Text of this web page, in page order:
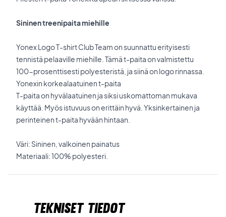
Sininen treenipaita miehille
Yonex Logo T-shirt Club Team on suunnattu erityisesti
tennistä pelaaville miehille. Tämä t-paita on valmistettu
100-prosenttisesti polyesteristä, ja siinä on logo rinnassa.
Yonexin korkealaatuinen t-paita
T-paita on hyvälaatuinen ja siksi uskomattoman mukava
käyttää. Myös istuvuus on erittäin hyvä. Yksinkertainen ja
perinteinen t-paita hyvään hintaan.
Väri: Sininen, valkoinen painatus
Materiaali: 100% polyesteri.
Tekniset tiedot